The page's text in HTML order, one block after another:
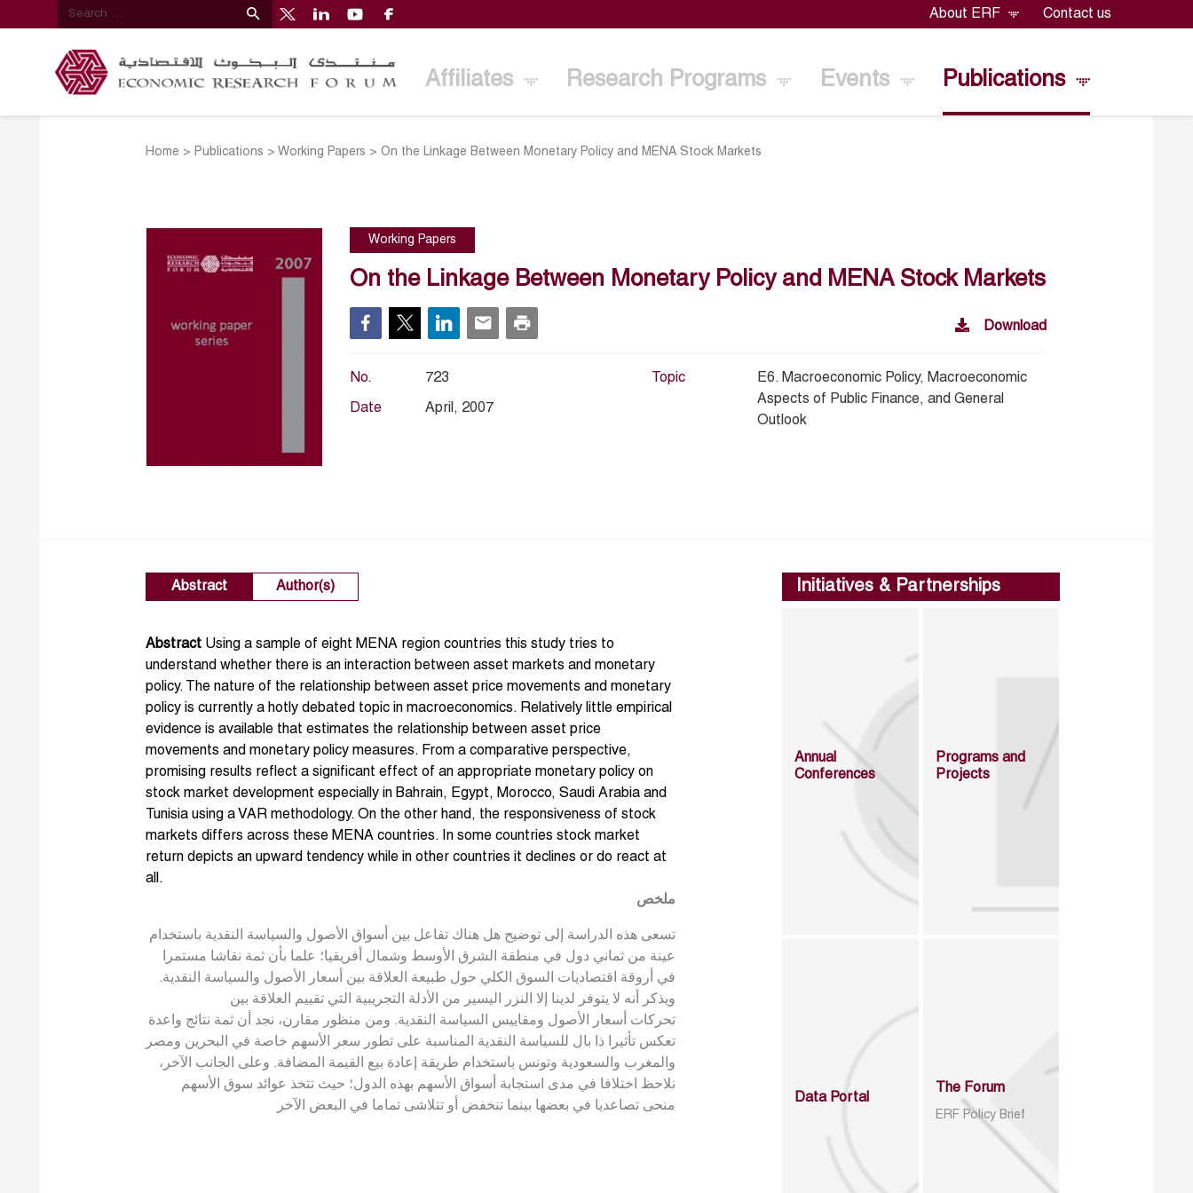
About ERF Contact us
Affiliates Research Programs Events Publications
Home > Publications >Working Papers >On the Linkage Between Monetary Policy and MENA Stock Markets
Working Papers
On the Linkage Between Monetary Policy and MENA Stock Markets
Download
No. 723
Date April, 2007
Topic
E6. Macroeconomic Policy, Macroeconomic
Aspects of Public Finance, and General
Outlook
Abstract Author(s)
Abstract Using a sample of eight MENA region countries this study tries to
understand whether there is an interaction between asset markets and monetary
policy. The nature of the relationship between asset price movements and monetary
policy is currently a hotly debated topic in macroeconomics. Relatively little empirical
evidence is available that estimates the relationship between asset price
movements and monetary policy measures. From a comparative perspective,
promising results reflect a significant effect of an appropriate monetary policy on
stock market development especially in Bahrain, Egypt, Morocco, Saudi Arabia and
Tunisia using a VAR methodology. On the other hand, the responsiveness of stock
markets differs across these MENA countries. In some countries stock market
return depicts an upward tendency while in other countries it declines or do react at
all.
ملخص
تسعى هذه الدراسة إلى توضيح هل هناك تفاعل بين أسواق الأصول والسياسة النقدية باستخدام
عينة من ثماني دول في منطقة الشرق الأوسط وشمال أفريقيا؛ علما بأن ثمة نقاشا مستمرا
في أروقة اقتصاديات السوق الكلي حول طبيعة العلاقة بين أسعار الأصول والسياسة النقدية.
ويذكر أنه لا يتوفر لدينا إلا النزر اليسير من الأدلة التجريبية التي تقييم العلاقة بين
تحركات أسعار الأصول ومقاييس السياسة النقدية. ومن منظور مقارن، نجد أن ثمة نتائج واعدة
تعكس تأثيرا ذا بال للسياسة النقدية المناسبة على تطور سعر الأسهم خاصة في البحرين ومصر
والمغرب والسعودية وتونس باستخدام طريقة إعادة بيع القيمة المضافة. وعلى الجانب الآخر،
نلاحظ اختلافا في مدى استجابة أسواق الأسهم بهذه الدول؛ حيث تتخذ عوائد سوق الأسهم
منحى تصاعديا في بعضها بينما تنخفض أو تتلاشى تماما في البعض الآخر
Initiatives & Partnerships
Annual
Conferences
Programs and
Projects
Data Portal
The Forum
ERF Policy Brief